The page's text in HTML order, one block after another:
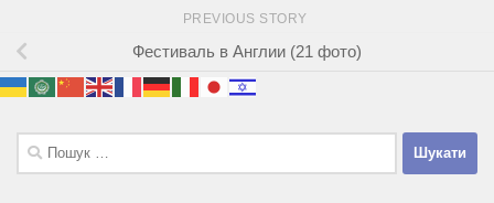
PREVIOUS STORY
Фестиваль в Англии (21 фото)
Пошук: